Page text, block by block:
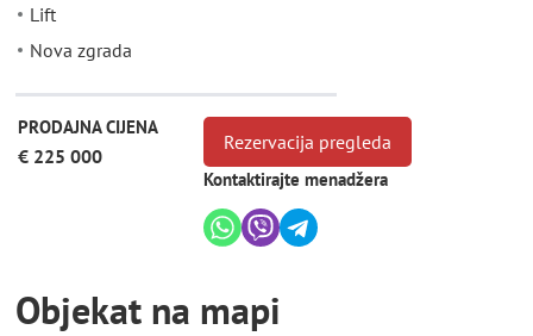
Lift
Nova zgrada
PRODAJNA CIJENA
€ 225 000
Rezervacija pregleda
Kontaktirajte menadžera
Objekat na mapi